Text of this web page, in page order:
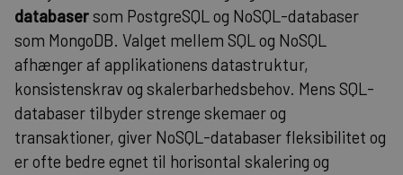
databasersom PostgreSQL og NoSQL-databaser
som MongoDB. Valget mellem SQL og NoSQL
afhænger af applikationens datastruktur,
konsistenskrav og skalerbarhedsbehov. Mens SQL-
databaser tilbyder strenge skemaer og
transaktioner, giver NoSQL-databaser fleksibilitet og
er ofte bedre egnet til horisontal skalering og